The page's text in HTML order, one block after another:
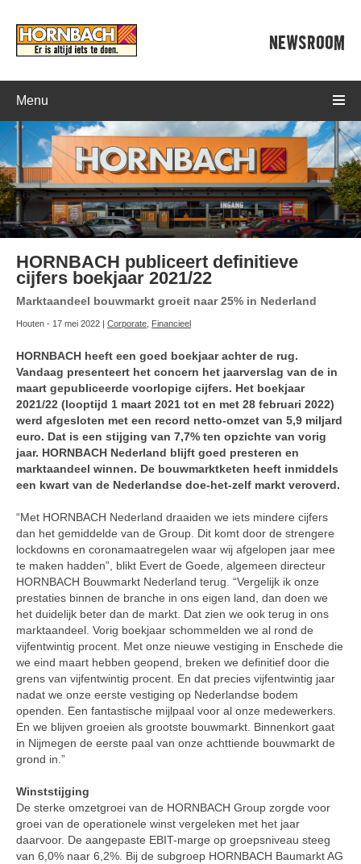
NEWSROOM
Menu
HORNBACH publiceert definitieve
cijfers boekjaar 2021/22
Marktaandeel bouwmarkt groeit naar 25% in Nederland
Houten - 17 mei 2022 | Corporate Financieel
HORNBACH heeft een goed boekjaar achter de rug.
Vandaag presenteert het concern het jaarverslag van de in
maart gepubliceerde voorlopige cijfers. Het boekjaar
2021/22 (looptijd 1 maart 2021 tot en met 28 februari 2022)
werd afgesloten met een record netto-omzet van 5,9 miljard
euro. Dat is een stijging van 7,7% ten opzichte van vorig
jaar. HORNBACH Nederland blijft goed presteren en
marktaandeel winnen. De bouwmarktketen heeft inmiddels
een kwart van de Nederlandse doe-het-zelf markt veroverd.
“Met HORNBACH Nederland draaiden we iets mindere cijfers
dan het gemiddelde van de Group. Dit komt door de strengere
lockdowns en coronamaatregelen waar wij afgelopen jaar mee
te maken hadden”, blikt Evert de Goede, algemeen directeur
HORNBACH Bouwmarkt Nederland terug. “Vergelijk ik onze
prestaties binnen de branche in ons eigen land, dan doen we
het duidelijk beter dan de markt. Dat zien we ook terug in ons
marktaandeel. Vorig boekjaar schommelden we al rond de
vijfentwintig procent. Met onze nieuwe vestiging in Enschede die
we eind maart hebben geopend, breken we definitief door die
grens van vijfentwintig procent. En dat precies vijfentwintig jaar
nadat we onze eerste vestiging op Nederlandse bodem
openden. Een fantastische mijlpaal voor al onze medewerkers.
En we blijven groeien als grootste bouwmarkt. Binnenkort gaat
in Nijmegen de eerste paal van onze achttiende bouwmarkt de
grond in.”
Winststijging
De sterke omzetgroei van de HORNBACH Group zorgde voor
groei van de operationele winst vergeleken met het jaar
daarvoor. De aangepaste EBIT-marge op groepsniveau steeg
van 6,0% naar 6,2%. Bij de subgroep HORNBACH Baumarkt AG